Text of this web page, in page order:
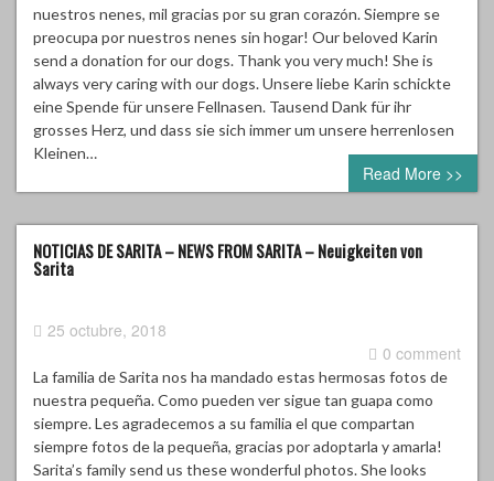
nuestros nenes, mil gracias por su gran corazón. Siempre se
preocupa por nuestros nenes sin hogar! Our beloved Karin
send a donation for our dogs. Thank you very much! She is
always very caring with our dogs. Unsere liebe Karin schickte
eine Spende für unsere Fellnasen. Tausend Dank für ihr
grosses Herz, und dass sie sich immer um unsere herrenlosen
Kleinen…
Read More >>
NOTICIAS DE SARITA – NEWS FROM SARITA – Neuigkeiten von
Sarita
25 octubre, 2018
0 comment
La familia de Sarita nos ha mandado estas hermosas fotos de
nuestra pequeña. Como pueden ver sigue tan guapa como
siempre. Les agradecemos a su familia el que compartan
siempre fotos de la pequeña, gracias por adoptarla y amarla!
Sarita’s family send us these wonderful photos. She looks